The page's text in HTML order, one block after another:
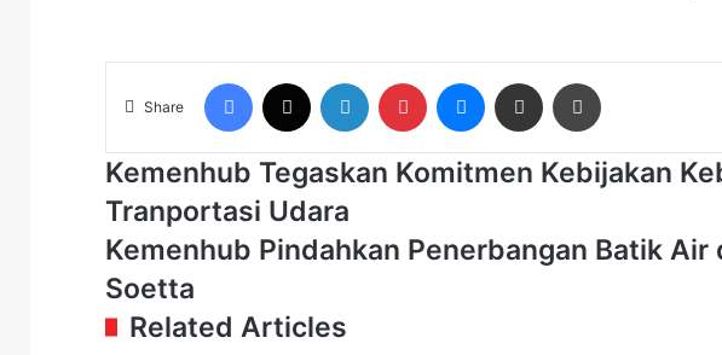
Share
Facebook LinkedIn Pinterest Messenger
Share via Email
Kemenhub
Tegaskan
Komitmen
Kebijakan
Keberlanjutan
di
Sektor
Tranportasi
Kemenhub Tegaskan Komitmen Kebijakan
Tranportasi Udara
Kemenhub
Pindahkan
Penerbangan
Batik
Air
Kemenhub Pindahkan Penerbangan Batik
Soetta
Related Articles